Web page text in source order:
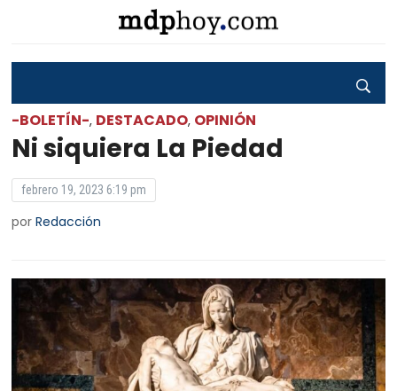
-BOLETÍN-, DESTACADO, OPINIÓN
Ni siquiera La Piedad
febrero 19, 2023 6:19 pm
porRedacción